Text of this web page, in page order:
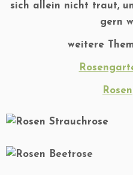
sich allein nicht traut,
gern
weitere